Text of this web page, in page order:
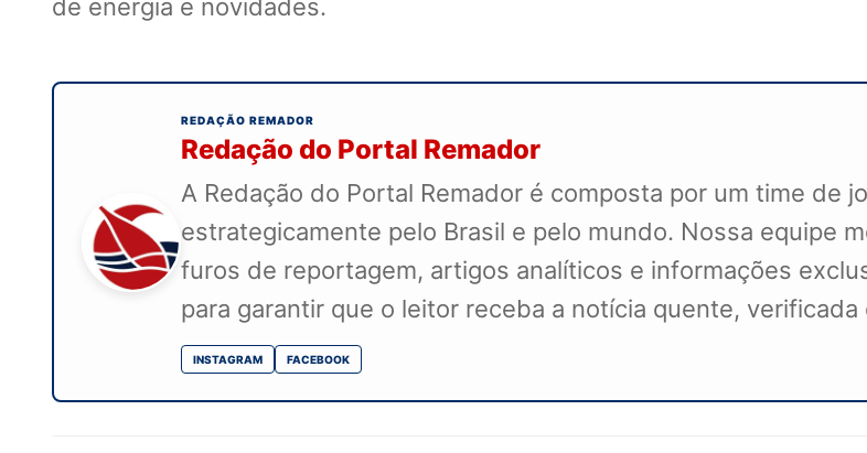
de energia e novidades.
REDAÇÃO REMADOR
Redação do Portal Remador
A Redação do Portal Remador é composta por um time de
estrategicamente pelo Brasil e pelo mundo. Nossa equipe
furos de reportagem, artigos analíticos e informações
para garantir que o leitor receba a notícia quente,
INSTAGRAM FACEBOOK